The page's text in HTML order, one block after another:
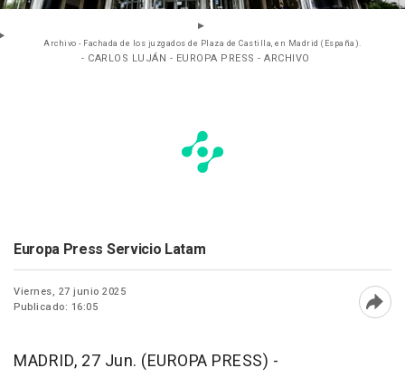
Archivo - Fachada de los juzgados de Plaza de Castilla, en Madrid (España).
- CARLOS LUJÁN - EUROPA PRESS - ARCHIVO
Europa Press Servicio Latam
Viernes, 27 junio 2025
Publicado: 16:05
MADRID, 27 Jun. (EUROPA PRESS) -